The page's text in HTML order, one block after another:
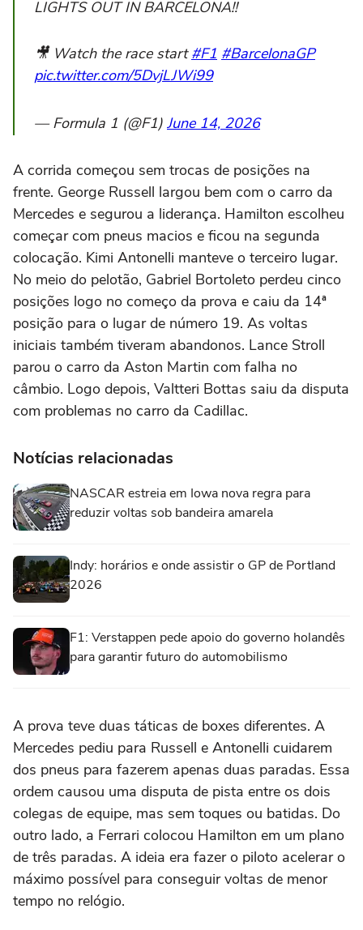
LIGHTS OUT IN BARCELONA!!
🎥 Watch the race start#F1 #BarcelonaGP
pic.twitter.com/5DvjLJWi99
— Formula 1 (@F1) June 14, 2026
A corrida começou sem trocas de posições na
frente. George Russell largou bem com o carro da
Mercedes e segurou a liderança. Hamilton escolheu
começar com pneus macios e ficou na segunda
colocação. Kimi Antonelli manteve o terceiro lugar.
No meio do pelotão, Gabriel Bortoleto perdeu cinco
posições logo no começo da prova e caiu da 14ª
posição para o lugar de número 19. As voltas
iniciais também tiveram abandonos. Lance Stroll
parou o carro da Aston Martin com falha no
câmbio. Logo depois, Valtteri Bottas saiu da disputa
com problemas no carro da Cadillac.
Notícias relacionadas
NASCAR estreia em Iowa nova regra para
reduzir voltas sob bandeira amarela
Indy: horários e onde assistir o GP de Portland
2026
F1: Verstappen pede apoio do governo holandês
para garantir futuro do automobilismo
A prova teve duas táticas de boxes diferentes. A
Mercedes pediu para Russell e Antonelli cuidarem
dos pneus para fazerem apenas duas paradas. Essa
ordem causou uma disputa de pista entre os dois
colegas de equipe, mas sem toques ou batidas. Do
outro lado, a Ferrari colocou Hamilton em um plano
de três paradas. A ideia era fazer o piloto acelerar o
máximo possível para conseguir voltas de menor
tempo no relógio.